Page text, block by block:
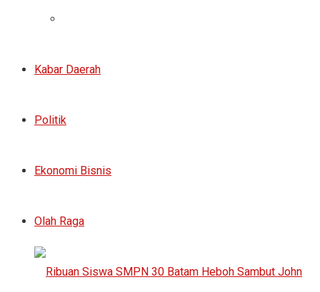
Kabar Daerah
Politik
Ekonomi Bisnis
Olah Raga